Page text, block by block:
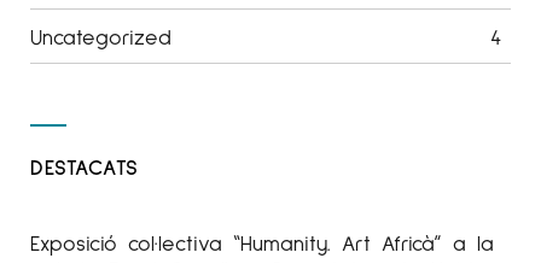
Uncategorized 4
DESTACATS
Exposició col·lectiva “Humanity. Art Africà” a la